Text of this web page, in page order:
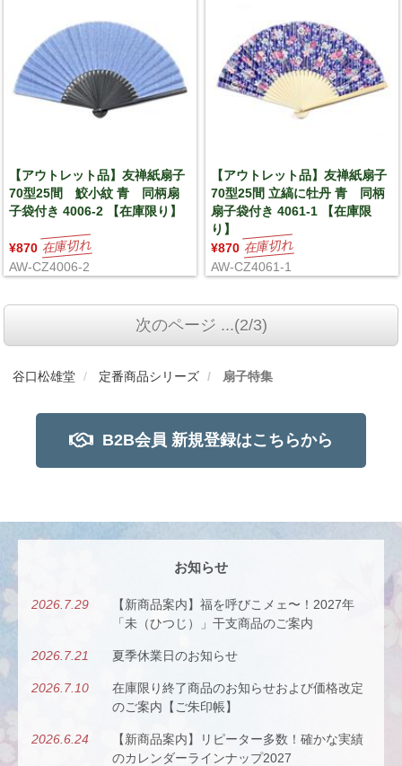
【アウトレット品】友禅紙扇子
70型25間 鮫小紋 青 同柄扇
子袋付き 4006-2 【在庫限り】
¥870
AW-CZ4006-2
【アウトレット品】友禅紙扇子
70型25間 立縞に牡丹 青 同柄
扇子袋付き 4061-1 【在庫限
り】
¥870
AW-CZ4061-1
次のページ ...(2/3)
谷口松雄堂 定番商品シリーズ 扇子特集
B2B会員 新規登録はこちらから
お知らせ
2026.7.29
【新商品案内】福を呼びこメェ〜！2027年
「未（ひつじ）」干支商品のご案内
2026.7.21 夏季休業日のお知らせ
2026.7.10
在庫限り終了商品のお知らせおよび価格改定
のご案内【ご朱印帳】
2026.6.24
【新商品案内】リピーター多数！確かな実績
のカレンダーラインナップ2027